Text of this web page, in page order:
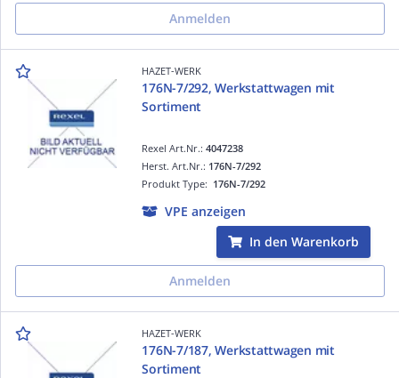
Anmelden
HAZET-WERK
176N-7/292, Werkstattwagen mit
Sortiment
Rexel Art.Nr.:4047238
Produkt Type: 176N-7/292
Herst. Art.Nr.: 176N-7/292
VPE anzeigen
In den Warenkorb
Anmelden
HAZET-WERK
176N-7/187, Werkstattwagen mit
Sortiment